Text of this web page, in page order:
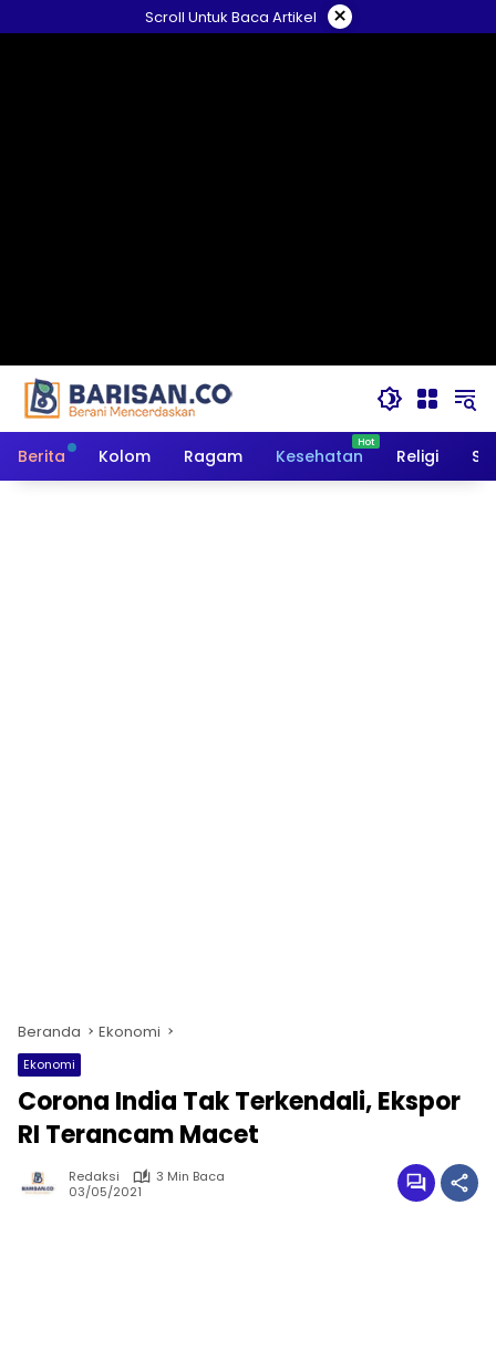
ke
Scroll Untuk Baca Artikel ×
Berita Kolom Ragam Kesehatan Religi
Beranda Ekonomi
Ekonomi
Corona India Tak Terkendali, Ekspor
RI Terancam Macet
Redaksi
3 Min Baca
03/05/2021